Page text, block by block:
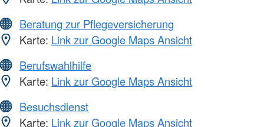
Beratung zur Pflegeversicherung
Karte: Link zur Google Maps Ansicht
Berufswahlhilfe
Karte: Link zur Google Maps Ansicht
Besuchsdienst
Karte: Link zur Google Maps Ansicht